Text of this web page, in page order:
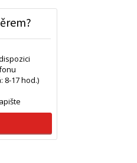
8-17 hod.)